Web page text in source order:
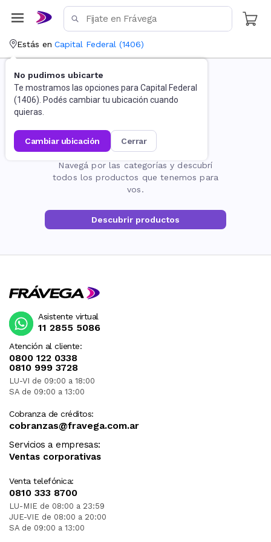
Estás en Capital Federal (1406)
No pudimos ubicarte
Te mostramos las opciones para Capital Federal
(1406). Podés cambiar tu ubicación cuando
quieras.
cambiar ubicación cerrar
La página no existe
Navegá por las categorías y descubrí
todos los productos que tenemos para
vos.
Descubrir productos
Atención al cliente:
0800 122 0338
0810 999 3728
LU-VI de 09:00 a 18:00
SA de 09:00 a 13:00
Cobranza de créditos:
cobranzas@fravega.com.ar
Servicios a empresas:
Ventas corporativas
Venta telefónica:
0810 333 8700
LU-MIE de 08:00 a 23:59
JUE-VIE de 08:00 a 20:00
SA de 09:00 a 13:00
Asistente virtual
11 2855 5086